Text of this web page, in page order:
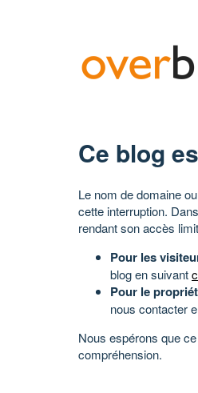
Ce blog
Le nom de domaine
cette interruption.
rendant son accès
Pour les
blog en suivant
Pour le
nous contacter
Nous espérons que
compréhension.